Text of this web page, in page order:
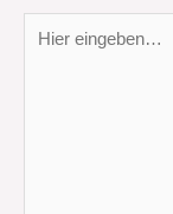
eingeben…